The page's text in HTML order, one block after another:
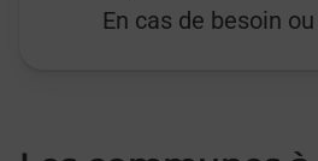
En cas de besoin